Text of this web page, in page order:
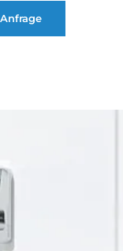
Anfrage